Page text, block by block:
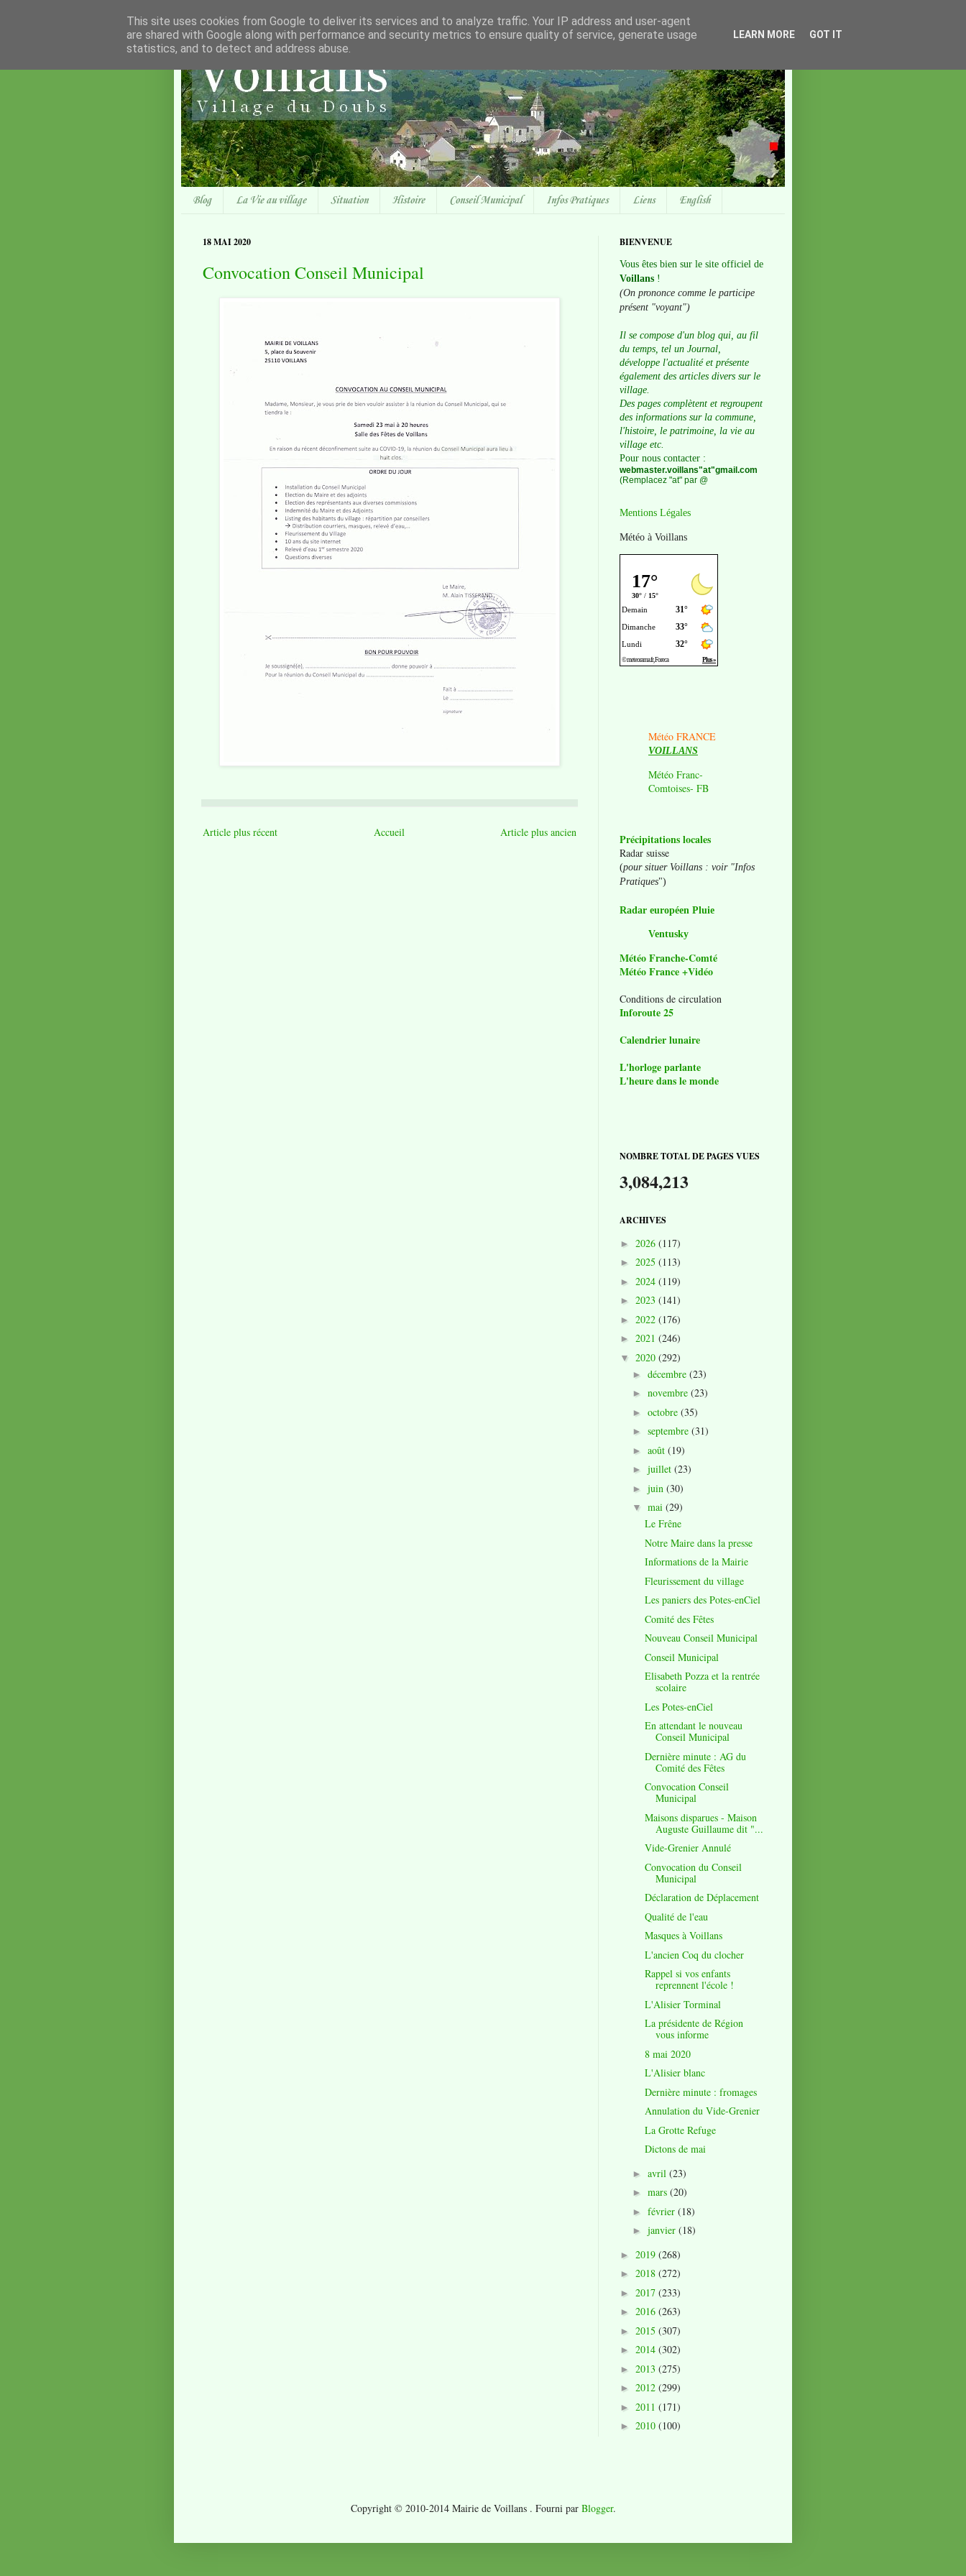
Blog La Vie au village Situation Histoire Conseil Municipal Infos Pratiques Liens English
18 MAI 2020
Convocation Conseil Municipal
Article plus récent Article plus ancien
Accueil
BIENVENUE
Vous êtes bien sur le site officiel de
Voillans !
(On prononce comme le participe
présent "voyant")
Il se compose d'un blog qui, au fil
du temps, tel un Journal,
développe l'actualité et présente
également des articles divers sur le
village.
Des pages complètent et regroupent
des informations sur la commune,
l'histoire, le patrimoine, la vie au
village etc.
Pour nous contacter :
webmaster.voillans"at"gmail.com
(Remplacez "at" par @
Mentions Légales
Météo à Voillans
Météo FRANCE
VOILLANS
Météo Franc-
Comtoises- FB
Précipitations locales
Radar suisse
(pour situer Voillans : voir "Infos
Pratiques")
Radar européen Pluie
Ventusky
Météo Franche-Comté
Météo France +Vidéo
Conditions de circulation
Inforoute 25
Calendrier lunaire
L'horloge parlante
L'heure dans le monde
NOMBRE TOTAL DE PAGES VUES
3,084,213
ARCHIVES
► 2026 (117)
► 2025 (113)
► 2024 (119)
► 2023 (141)
► 2022 (176)
► 2021 (246)
▼ 2020 (292)
► décembre (23)
► novembre (23)
► octobre (35)
► septembre (31)
► août (19)
► juillet (23)
► juin (30)
▼ mai (29)
Le Frêne
Notre Maire dans la presse
Informations de la Mairie
Fleurissement du village
Les paniers des Potes-enCiel
Comité des Fêtes
Nouveau Conseil Municipal
Conseil Municipal
Elisabeth Pozza et la rentrée
scolaire
Les Potes-enCiel
En attendant le nouveau
Conseil Municipal
Dernière minute : AG du
Comité des Fêtes
Convocation Conseil
Municipal
Maisons disparues - Maison
Auguste Guillaume dit "...
Vide-Grenier Annulé
Convocation du Conseil
Municipal
Déclaration de Déplacement
Qualité de l'eau
Masques à Voillans
L'ancien Coq du clocher
Rappel si vos enfants
reprennent l'école !
L'Alisier Torminal
La présidente de Région
vous informe
8 mai 2020
L'Alisier blanc
Dernière minute : fromages
Annulation du Vide-Grenier
La Grotte Refuge
Dictons de mai
► avril (23)
► mars (20)
► février (18)
► janvier (18)
► 2019 (268)
► 2018 (272)
► 2017 (233)
► 2016 (263)
► 2015 (307)
► 2014 (302)
► 2013 (275)
► 2012 (299)
► 2011 (171)
► 2010 (100)
Copyright © 2010-2014 Mairie de Voillans . Fourni par Blogger.
This site uses cookies from Google to deliver its services and to analyze traffic. Your IP address and user-agent
are shared with Google along with performance and security metrics to ensure quality of service, generate usage
statistics, and to detect and address abuse.
LEARN MORE GOT IT